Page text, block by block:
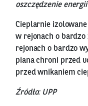
oszczędzenie energii
Cieplarnie
w rejonach o
rejonach o bardzo
piana chroni przed
przed wnikaniem
Źródło: UPP